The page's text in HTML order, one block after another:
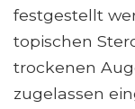
festgestellt
topischen
trockenen
zugelassen